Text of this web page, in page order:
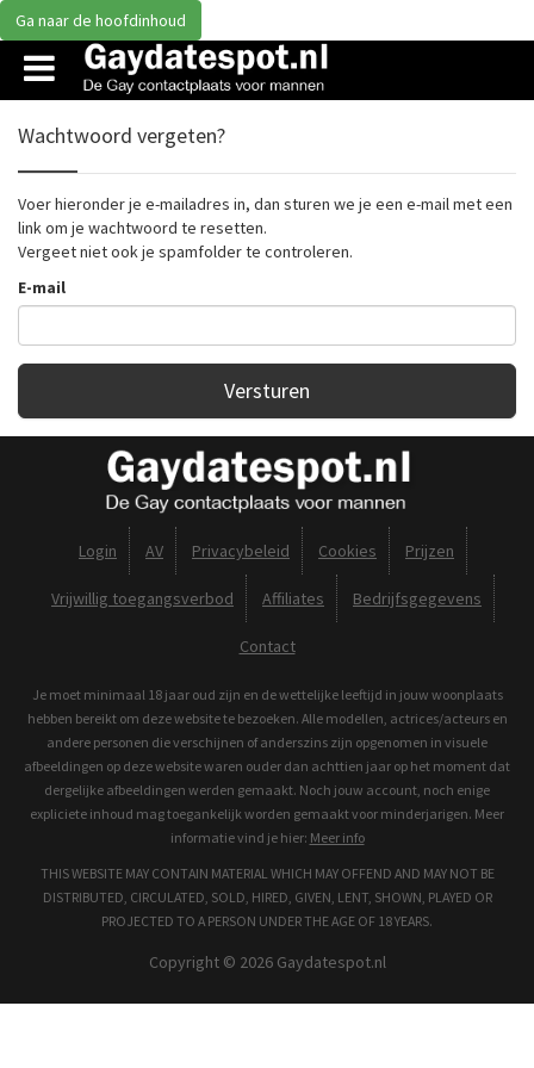
Ga naar de hoofdinhoud
Wachtwoord vergeten?
Voer hieronder je e-mailadres in, dan sturen we je een e-mail met een
link om je wachtwoord te resetten.
Vergeet niet ook je spamfolder te controleren.
E-mail
Versturen
Login AV Privacybeleid Cookies Prijzen
Vrijwillig toegangsverbod Affiliates Bedrijfsgegevens
Contact
Je moet minimaal 18 jaar oud zijn en de wettelijke leeftijd in jouw woonplaats
hebben bereikt om deze website te bezoeken. Alle modellen, actrices/acteurs en
andere personen die verschijnen of anderszins zijn opgenomen in visuele
afbeeldingen op deze website waren ouder dan achttien jaar op het moment dat
dergelijke afbeeldingen werden gemaakt. Noch jouw account, noch enige
expliciete inhoud mag toegankelijk worden gemaakt voor minderjarigen. Meer
informatie vind je hier: Meer info
THIS WEBSITE MAY CONTAIN MATERIAL WHICH MAY OFFEND AND MAY NOT BE
DISTRIBUTED, CIRCULATED, SOLD, HIRED, GIVEN, LENT, SHOWN, PLAYED OR
PROJECTED TO A PERSON UNDER THE AGE OF 18 YEARS.
Copyright © 2026 Gaydatespot.nl